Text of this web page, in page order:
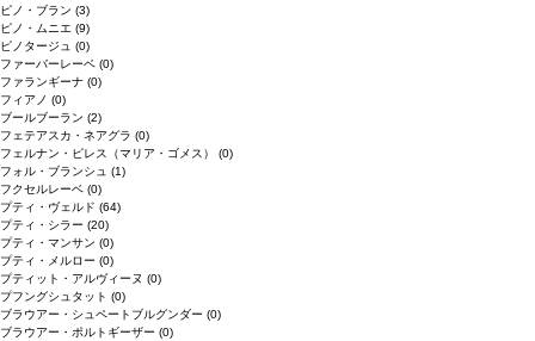
ピノ・ブラン (3)
ピノ・ムニエ (9)
ピノタージュ (0)
ファーバーレーベ (0)
ファランギーナ (0)
フィアノ (0)
ブールブーラン (2)
フェテアスカ・ネアグラ (0)
フェルナン・ピレス（マリア・ゴメス） (0)
フォル・ブランシュ (1)
フクセルレーベ (0)
プティ・ヴェルド (64)
プティ・シラー (20)
プティ・マンサン (0)
プティ・メルロー (0)
プティット・アルヴィーヌ (0)
プフングシュタット (0)
ブラウアー・シュペートブルグンダー (0)
ブラウアー・ポルトギーザー (0)